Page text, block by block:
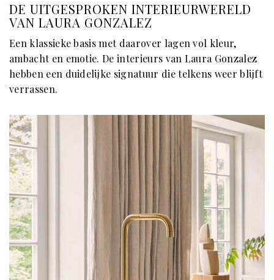
DE UITGESPROKEN INTERIEURWERELD
VAN LAURA GONZALEZ
Een klassieke basis met daarover lagen vol kleur,
ambacht en emotie. De interieurs van Laura Gonzalez
hebben een duidelijke signatuur die telkens weer blijft
verrassen.